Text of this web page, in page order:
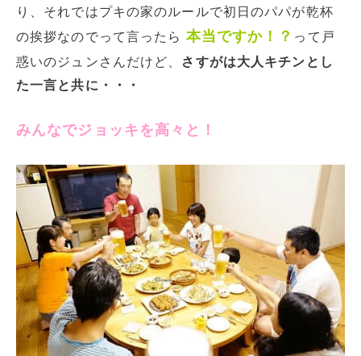
り、それではプキの家のルールで初日のパパが乾杯
の挨拶なのでって言ったら 本当ですか！？ って戸
惑いのジュンさんだけど、 さすがは大人キチンとし
た一言と共に・・・
みんなでジョッキを高々と！